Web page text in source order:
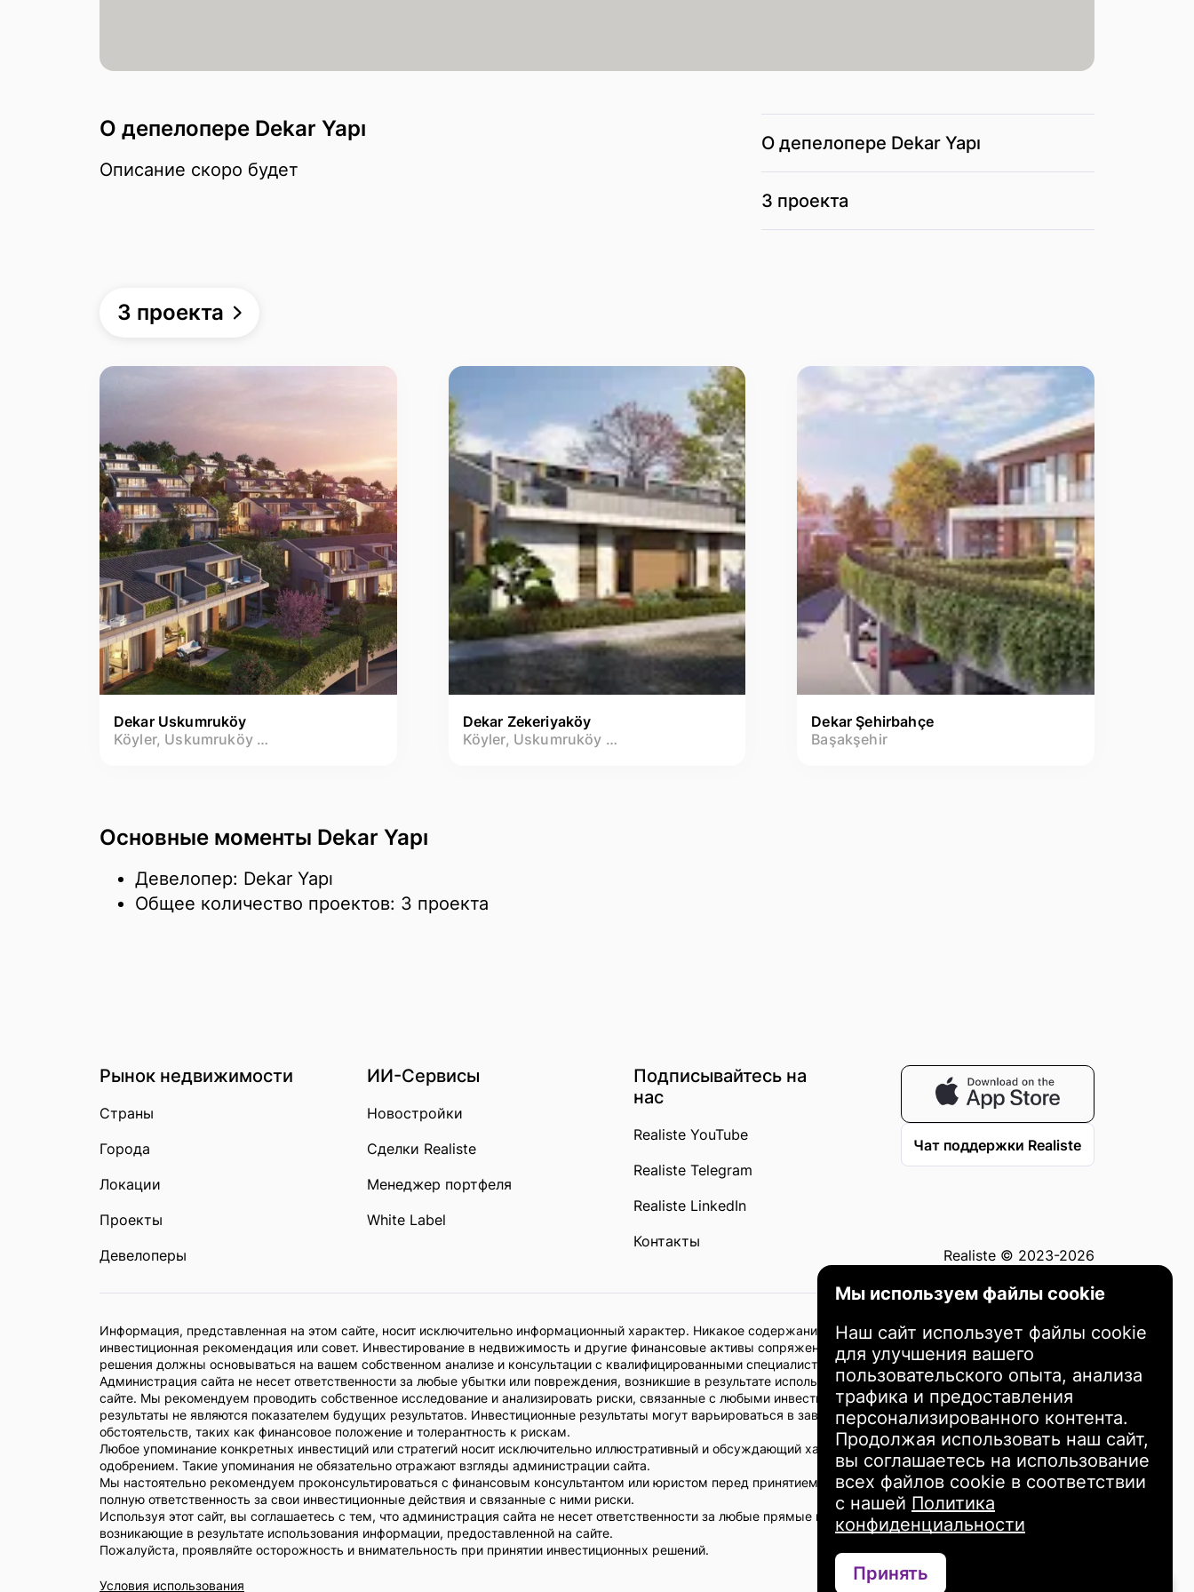
Мы используем файлы cookie
Наш сайт использует файлы cookie
для улучшения вашего
пользовательского опыта, анализа
трафика и предоставления
персонализированного контента.
Продолжая использовать наш сайт,
вы соглашаетесь на использование
всех файлов cookie в соответствии
с нашей Политика
конфиденциальности
Принять
О депелопере Dekar Yapı
Описание скоро будет
О депелопере Dekar Yapı
3 проекта
3 проекта
Dekar Uskumruköy
Köyler, Uskumruköy Mh.
Dekar Zekeriyaköy
Köyler, Uskumruköy Mh.
Dekar Şehirbahçe
Başakşehir
Основные моменты Dekar Yapı
Девелопер: Dekar Yapı
Общее количество проектов: 3 проекта
Рынок недвижимости
Страны
Города
Локации
Проекты
Девелоперы
ИИ-Сервисы
Новостройки
Сделки Realiste
Менеджер портфеля
White Label
Подписывайтесь на
нас
Realiste YouTube
Realiste Telegram
Realiste LinkedIn
Контакты
Чат поддержки Realiste
Realiste © 2023-2026
Информация, представленная на этом сайте, носит исключительно информационный характер. Никакое содержание не должно рассматриваться как
инвестиционная рекомендация или совет. Инвестирование в недвижимость и другие финансовые активы сопряжено с рисками, и все инвестиционные
решения должны основываться на вашем собственном анализе и консультации с квалифицированными специалистами.
Администрация сайта не несет ответственности за любые убытки или повреждения, возникшие в результате использования информации, предоставленной на
сайте. Мы рекомендуем проводить собственное исследование и анализировать риски, связанные с любыми инвестиционными решениями. Прошлые
результаты не являются показателем будущих результатов. Инвестиционные результаты могут варьироваться в зависимости от индивидуальных
обстоятельств, таких как финансовое положение и толерантность к рискам.
Любое упоминание конкретных инвестиций или стратегий носит исключительно иллюстративный и обсуждающий характер и не является рекомендацией или
одобрением. Такие упоминания не обязательно отражают взгляды администрации сайта.
Мы настоятельно рекомендуем проконсультироваться с финансовым консультантом или юристом перед принятием инвестиционных решений. Вы несете
полную ответственность за свои инвестиционные действия и связанные с ними риски.
Используя этот сайт, вы соглашаетесь с тем, что администрация сайта не несет ответственности за любые прямые или косвенные убытки или повреждения,
возникающие в результате использования информации, предоставленной на сайте.
Пожалуйста, проявляйте осторожность и внимательность при принятии инвестиционных решений.
Условия использования